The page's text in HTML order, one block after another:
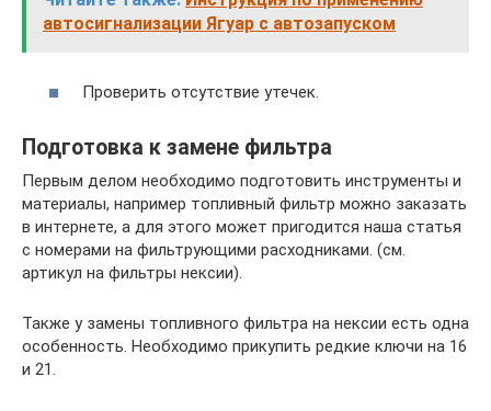
автосигнализации Ягуар с автозапуском
Проверить отсутствие утечек.
Подготовка к замене фильтра
Первым делом необходимо подготовить инструменты и
материалы, например топливный фильтр можно заказать
в интернете, а для этого может пригодится наша статья
с номерами на фильтрующими расходниками. (см.
артикул на фильтры нексии).
Также у замены топливного фильтра на нексии есть одна
особенность. Необходимо прикупить редкие ключи на 16
и 21.